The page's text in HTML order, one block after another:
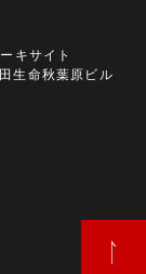
キサイト
生命秋葉原ビル